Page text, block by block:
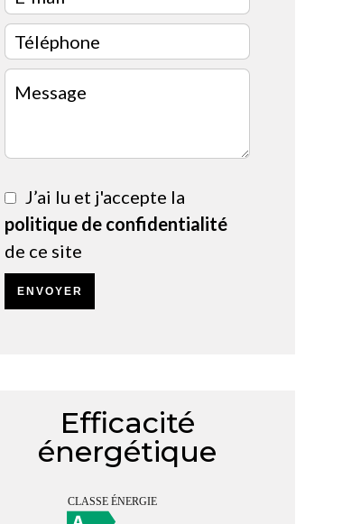
J’ai lu et j'accepte la
politique de confidentialité
de ce site
ENVOYER
Efficacité
énergétique